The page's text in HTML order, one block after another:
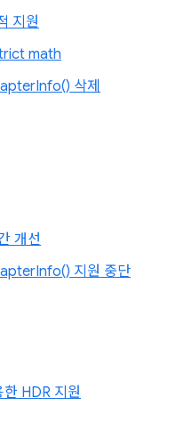
지원
math
삭제
개선
지원 중단
HDR 지원